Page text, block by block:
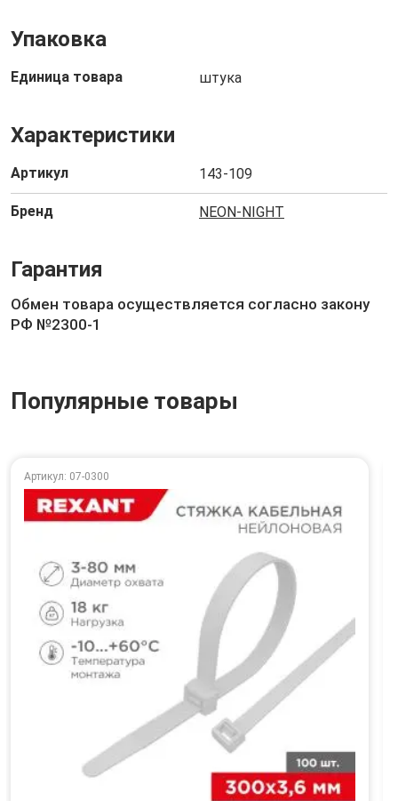
Упаковка
Единица товара штука
Характеристики
Артикул 143-109
Бренд NEON-NIGHT
Гарантия
Обмен товара осуществляется согласно закону
РФ №2300-1
Популярные товары
Артикул: 07-0300